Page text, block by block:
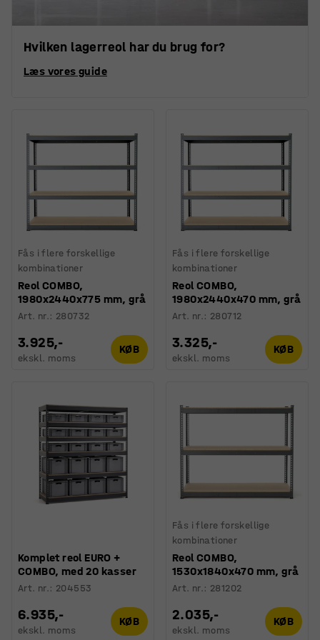
Hvilken lagerreol har du brug for?
Læs vores guide
Fås i flere forskellige
kombinationer
Reol COMBO,
1980x2440x775 mm, grå
Art. nr.: 280732
3.925,-
ekskl. moms
KØB
Fås i flere forskellige
kombinationer
Reol COMBO,
1980x2440x470 mm, grå
Art. nr.: 280712
3.325,-
ekskl. moms
KØB
Komplet reol EURO +
COMBO, med 20 kasser
Art. nr.: 204553
6.935,-
ekskl. moms
KØB
Fås i flere forskellige
kombinationer
Reol COMBO,
1530x1840x470 mm, grå
Art. nr.: 281202
2.035,-
ekskl. moms
KØB